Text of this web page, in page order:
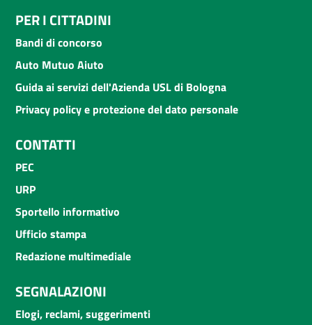
PER I CITTADINI
Bandi di concorso
Auto Mutuo Aiuto
Guida ai servizi dell'Azienda USL di Bologna
Privacy policy e protezione del dato personale
CONTATTI
PEC
URP
Sportello informativo
Ufficio stampa
Redazione multimediale
SEGNALAZIONI
Elogi, reclami, suggerimenti